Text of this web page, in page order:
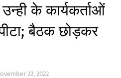
के कार्यकर्ताओं
बैठक छोड़कर
22, 2022